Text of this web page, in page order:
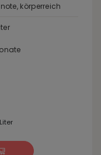
körperreich